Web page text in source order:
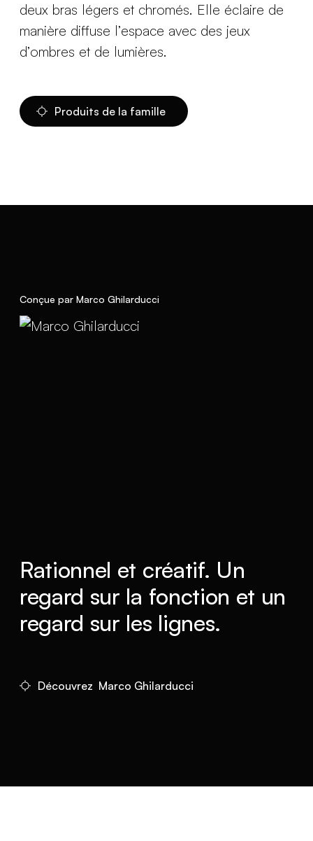
deux bras légers et chromés. Elle éclaire de
manière diffuse l’espace avec des jeux
d’ombres et de lumières.
Produits de la famille
Conçue par Marco Ghilarducci
Rationnel et créatif. Un
regard sur la fonction et un
regard sur les lignes.
Découvrez Marco Ghilarducci